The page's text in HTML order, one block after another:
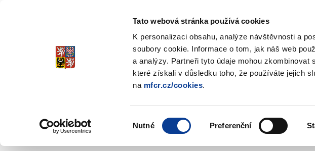
Tato webová stránka používá cookies
K personalizaci obsahu, analýze návštěvnosti a
soubory cookie. Informace o tom, jak náš web
a analýzy. Partneři tyto údaje mohou
které získali v důsledku toho, že používáte jejich
na mfcr.cz/cookies.
souhlasu
Nutné Preferenční
EEA and Norway Grants
CHOOSE AN AREA:
SOCIAL DIALOGUE ENVIRONMENT HUMAN RIGHTS